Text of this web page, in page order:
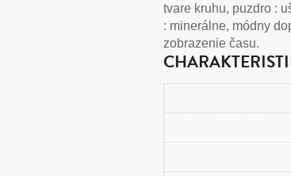
tvare kruhu, puzdro :
: minerálne, módny
zobrazenie času.